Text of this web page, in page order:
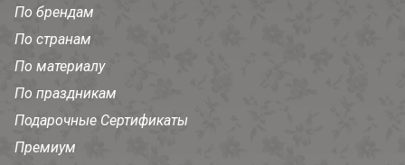
По брендам
По странам
По материалу
По праздникам
Подарочные Сертификаты
Премиум